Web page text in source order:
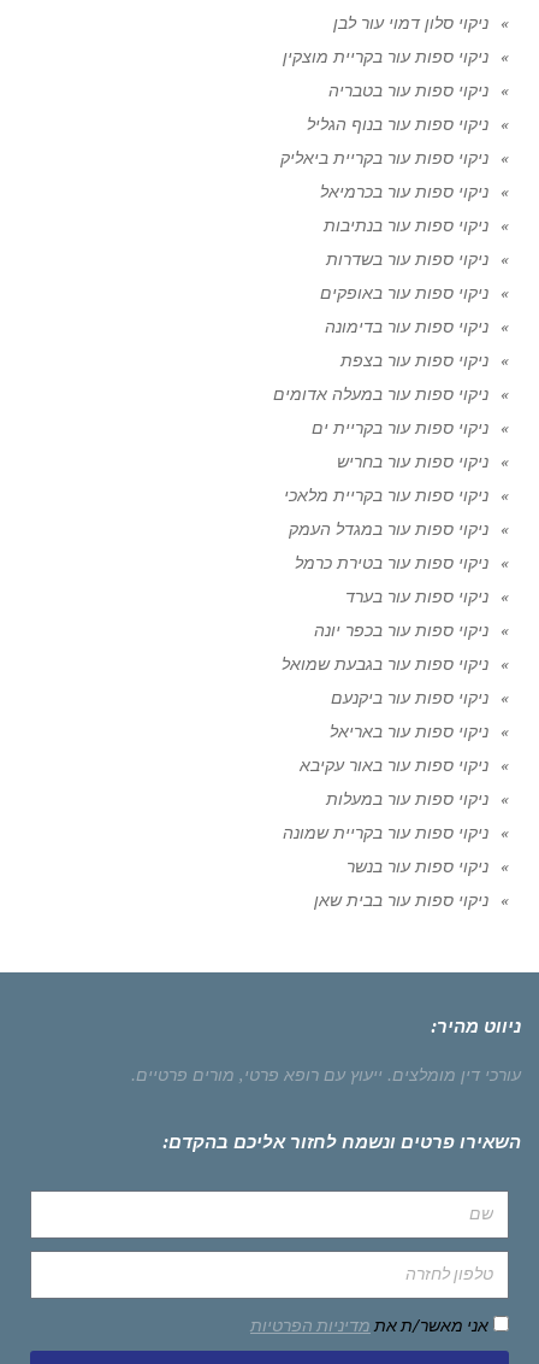
ניקוי סלון דמוי עור לבן
ניקוי ספות עור בקריית מוצקין
ניקוי ספות עור בטבריה
ניקוי ספות עור בנוף הגליל
ניקוי ספות עור בקריית ביאליק
ניקוי ספות עור בכרמיאל
ניקוי ספות עור בנתיבות
ניקוי ספות עור בשדרות
ניקוי ספות עור באופקים
ניקוי ספות עור בדימונה
ניקוי ספות עור בצפת
ניקוי ספות עור במעלה אדומים
ניקוי ספות עור בקריית ים
ניקוי ספות עור בחריש
ניקוי ספות עור בקריית מלאכי
ניקוי ספות עור במגדל העמק
ניקוי ספות עור בטירת כרמל
ניקוי ספות עור בערד
ניקוי ספות עור בכפר יונה
ניקוי ספות עור בגבעת שמואל
ניקוי ספות עור ביקנעם
ניקוי ספות עור באריאל
ניקוי ספות עור באור עקיבא
ניקוי ספות עור במעלות
ניקוי ספות עור בקריית שמונה
ניקוי ספות עור בנשר
ניקוי ספות עור בבית שאן
ניווט מהיר:
עורכי דין מומלצים. ייעוץ עם רופא פרטי, מורים פרטיים.
השאירו פרטים ונשמח לחזור אליכם בהקדם:
אני מאשר/ת את מדיניות הפרטיות